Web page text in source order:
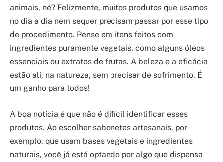
animais, né? Felizmente, muitos produtos que usamos
no dia a dia nem sequer precisam passar por esse tipo
de procedimento. Pense em itens feitos com
ingredientes puramente vegetais, como alguns óleos
essenciais ou extratos de frutas. A beleza e a eficácia
estão ali, na natureza, sem precisar de sofrimento. É
um ganho para todos!
A boa notícia é que não é difícil identificar esses
produtos. Ao escolher sabonetes artesanais, por
exemplo, que usam bases vegetais e ingredientes
naturais, você já está optando por algo que dispensa